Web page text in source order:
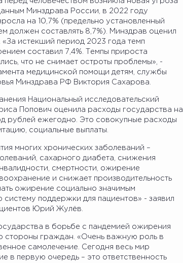
Минздрава России, в 2022 году
на 10,7% (предельно установленный
должен составлять 8,7%). Минздрав оценил
истекший период 2023 года темп
составил 7,4%. Темпы прироста
что не снимает остроты проблемы», -
медицинской помощи детям, службы
Минздрава РФ Виктория Сахарова.
Национальный исследовательский
Попович оценила расходы государства на
рублей ежегодно. Это совокупные расходы
социальные выплаты.
многих хронических заболеваний –
сахарного диабета, снижения
смертности, ожирение
и снижает производительность
ожирение социально значимым
поддержки для пациентов» - заявил
Юрий Жулёв.
в борьбе с пандемией ожирения
стороны граждан. «Очень важную роль в
самолечение. Сегодня весь мир
в первую очередь – это ответственность